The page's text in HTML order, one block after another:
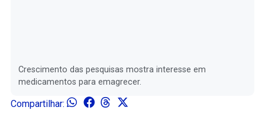
Crescimento das pesquisas mostra interesse em
medicamentos para emagrecer.
Compartilhar: